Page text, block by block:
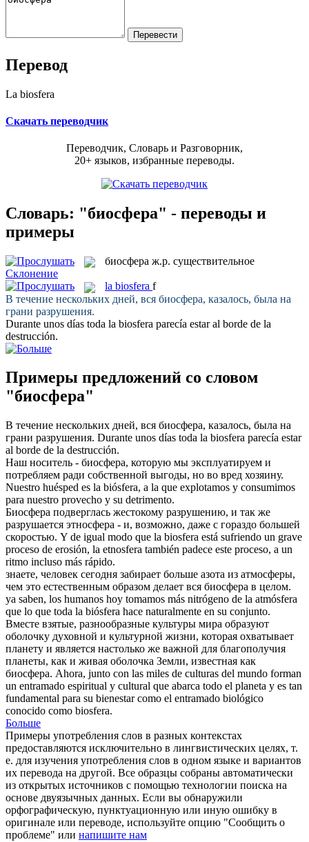
Перевод
La biosfera
Скачать переводчик
Переводчик, Словарь и Разговорник,
20+ языков, избранные переводы.
Словарь: "биосфера" - переводы и
примеры
биосфера ж.р. существительное
Склонение
la biosfera f
В течение нескольких дней, вся биосфера, казалось, была на
грани разрушения.
Durante unos días toda la biosfera parecía estar al borde de la
destrucción.
Примеры предложений со словом
"биосфера"
В течение нескольких дней, вся биосфера, казалось, была на
грани разрушения. Durante unos días toda la biosfera parecía estar
al borde de la destrucción.
Наш носитель - биосфера, которую мы эксплуатируем и
потребляем ради собственной выгоды, но во вред хозяину.
Nuestro huésped es la biósfera, a la que explotamos y consumimos
para nuestro provecho y su detrimento.
Биосфера подверглась жестокому разрушению, и так же
разрушается этносфера - и, возможно, даже с гораздо большей
скоростью. Y de igual modo que la biosfera está sufriendo un grave
proceso de erosión, la etnosfera también padece este proceso, a un
ritmo incluso más rápido.
знаете, человек сегодня забирает больше азота из атмосферы,
чем это естественным образом делает вся биосфера в целом.
ya saben, los humanos hoy tomamos más nitrógeno de la atmósfera
que lo que toda la biósfera hace naturalmente en su conjunto.
Вместе взятые, разнообразные культуры мира образуют
оболочку духовной и культурной жизни, которая охватывает
планету и является настолько же важной для благополучия
планеты, как и живая оболочка Земли, известная как
биосфера. Ahora, junto con las miles de culturas del mundo forman
un entramado espiritual y cultural que abarca todo el planeta y es tan
fundamental para su bienestar como el entramado biológico
conocido como biosfera.
Больше
Примеры употребления слов в разных контекстах
предоставляются исключительно в лингвистических целях, т.
е. для изучения употребления слов в одном языке и вариантов
их перевода на другой. Все образцы собраны автоматически
из открытых источников с помощью технологии поиска на
основе двуязычных данных. Если вы обнаружили
орфографическую, пунктуационную или иную ошибку в
оригинале или переводе, используйте опцию "Сообщить о
проблеме" или напишите нам